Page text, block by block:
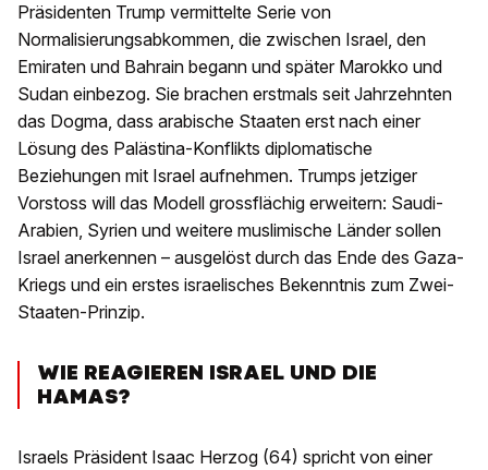
Präsidenten Trump vermittelte Serie von
Normalisierungsabkommen, die zwischen Israel, den
Emiraten und Bahrain begann und später Marokko und
Sudan einbezog. Sie brachen erstmals seit Jahrzehnten
das Dogma, dass arabische Staaten erst nach einer
Lösung des Palästina-Konflikts diplomatische
Beziehungen mit Israel aufnehmen. Trumps jetziger
Vorstoss will das Modell grossflächig erweitern: Saudi-
Arabien, Syrien und weitere muslimische Länder sollen
Israel anerkennen – ausgelöst durch das Ende des Gaza-
Kriegs und ein erstes israelisches Bekenntnis zum Zwei-
Staaten-Prinzip.
WIE REAGIEREN ISRAEL UND DIE
HAMAS?
Israels Präsident Isaac Herzog (64) spricht von einer